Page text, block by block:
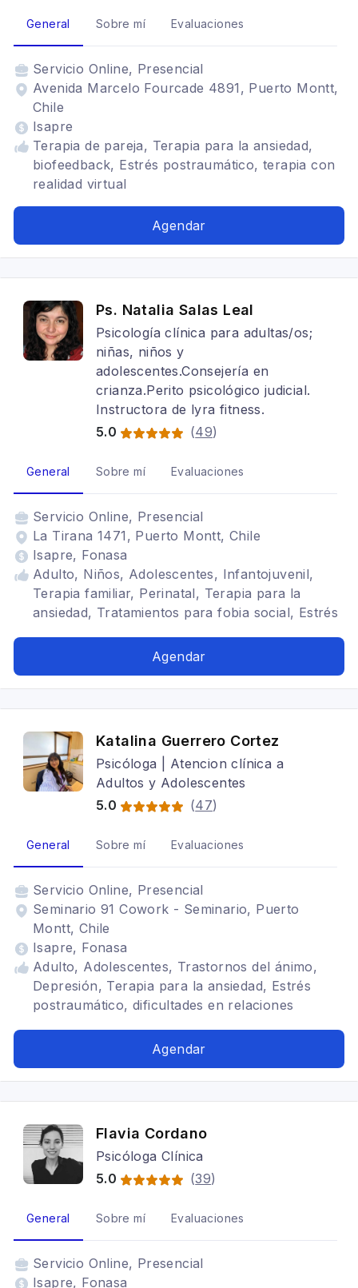
General Sobre mí Evaluaciones
Servicio Online, Presencial
Avenida Marcelo Fourcade 4891, Puerto Montt,
Chile
Isapre
Terapia de pareja, Terapia para la ansiedad,
biofeedback, Estrés postraumático, terapia con
realidad virtual
Agendar
Ps. Natalia Salas Leal
Psicología clínica para adultas/os;
niñas, niños y
adolescentes.Consejería en
crianza.Perito psicológico judicial.
Instructora de lyra fitness.
5.0
(49)
General Sobre mí Evaluaciones
Servicio Online, Presencial
La Tirana 1471, Puerto Montt, Chile
Isapre, Fonasa
Adulto, Niños, Adolescentes, Infantojuvenil,
Terapia familiar, Perinatal, Terapia para la
ansiedad, Tratamientos para fobia social, Estrés
Trastornos alimenticios TCA, Adicciones, TDAH,
Agendar
Katalina Guerrero Cortez
Psicóloga | Atencion clínica a
Adultos y Adolescentes
5.0
(47)
General Sobre mí Evaluaciones
Servicio Online, Presencial
Seminario 91 Cowork - Seminario, Puerto
Montt, Chile
Isapre, Fonasa
Adulto, Adolescentes, Trastornos del ánimo,
Depresión, Terapia para la ansiedad, Estrés
postraumático, dificultades en relaciones
Agendar
Flavia Cordano
Psicóloga Clínica
5.0
(39)
General Sobre mí Evaluaciones
Servicio Online, Presencial
Isapre, Fonasa